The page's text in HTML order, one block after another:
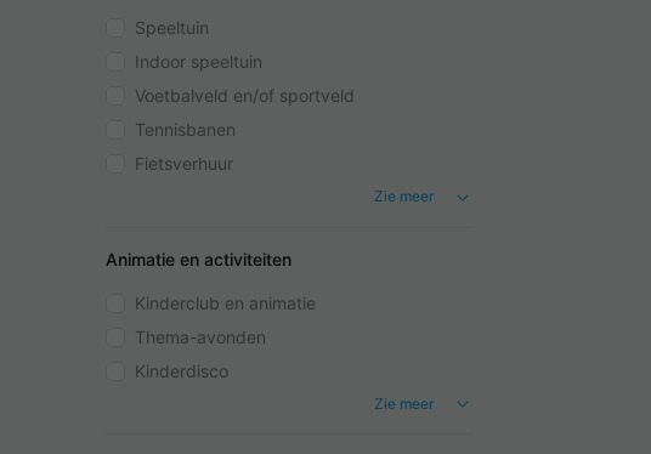
Speeltuin
Indoor speeltuin
Voetbalveld en/of sportveld
Tennisbanen
Fietsverhuur
Zie meer
Animatie en activiteiten
Kinderclub en animatie
Thema-avonden
Kinderdisco
Zie meer